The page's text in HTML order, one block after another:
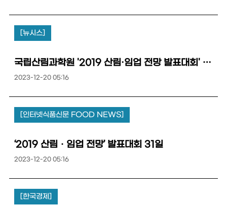
[뉴시스]
국립산림과학원 '2019 산림·임업 전망 발표대회' 31일 서울서 개최
2023-12-20 05:16
[인터넷식품신문 FOOD NEWS]
‘2019 산림ㆍ임업 전망’ 발표대회 31일
2023-12-20 05:16
[한국경제]